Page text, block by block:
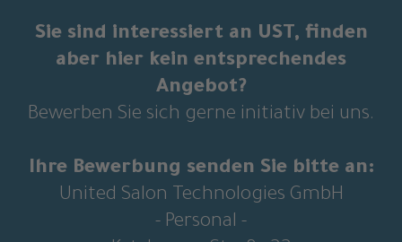
Sie sind interessiert an UST, finden
aber hier kein entsprechendes
Angebot?
Bewerben Sie sich gerne initiativ bei uns.
Ihre Bewerbung senden Sie bitte an:
United Salon Technologies GmbH
- Personal -